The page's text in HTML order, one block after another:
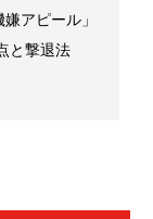
アピール」
と撃退法